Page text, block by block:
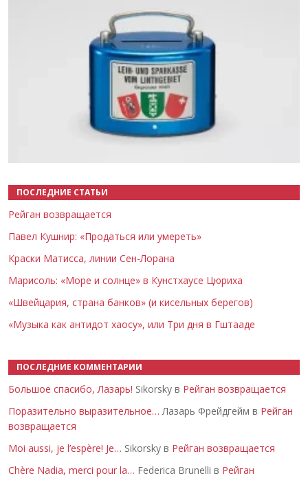
ПОСЛЕДНИЕ СТАТЬИ
Рейган возвращается
Павел Кушнир: «Продаться или умереть»
Краски Матисса, линии Сен-Лорана
Марисоль: «Море и солнце» в Кунстхаусе Цюриха
«Швейцария, страна банков» (и кисельных берегов)
«Музыка как антидот хаосу», или Три дня в Гштааде
ПОСЛЕДНИЕ КОММЕНТАРИИ
Большое спасибо, Лазарь! Sikorsky в Рейган возвращается
Поразительно выразительное… Лазарь Фрейдгейм в Рейган
возвращается
Moi aussi, je l’espère! Je… Sikorsky в Рейган возвращается
Chère Nadia, merci pour la… Federica Brunelli в Рейган